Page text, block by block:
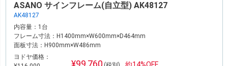
ASANO サインフレーム(自立型) AK48127
AK48127
内容量： 1台
フレーム寸法： H1400mm×W600mm×D464mm
面板寸法： H900mm×W486mm
ヨドヤ価格：
¥99,760